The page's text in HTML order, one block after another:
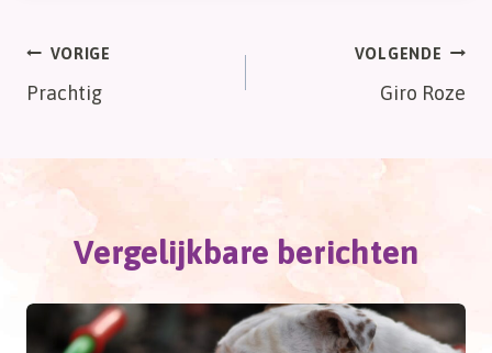
Bericht
navigatie
VORIGE
Prachtig
VOLGENDE
Giro Roze
Vergelijkbare berichten